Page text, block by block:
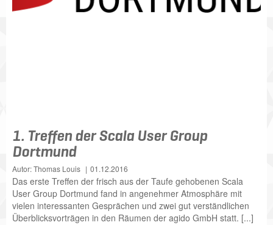
1. Treffen der Scala User Group
Dortmund
Autor: Thomas Louis 01.12.2016
Das erste Treffen der frisch aus der Taufe gehobenen Scala
User Group Dortmund fand in angenehmer Atmosphäre mit
vielen interessanten Gesprächen und zwei gut verständlichen
Überblicksvorträgen in den Räumen der agido GmbH statt. [...]